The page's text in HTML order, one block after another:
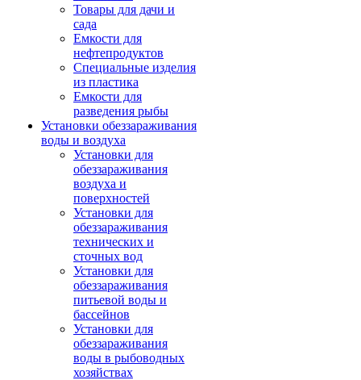
Товары для дачи и
сада
Емкости для
нефтепродуктов
Специальные изделия
из пластика
Емкости для
разведения рыбы
Установки обеззараживания
воды и воздуха
Установки для
обеззараживания
воздуха и
поверхностей
Установки для
обеззараживания
технических и
сточных вод
Установки для
обеззараживания
питьевой воды и
бассейнов
Установки для
обеззараживания
воды в рыбоводных
хозяйствах